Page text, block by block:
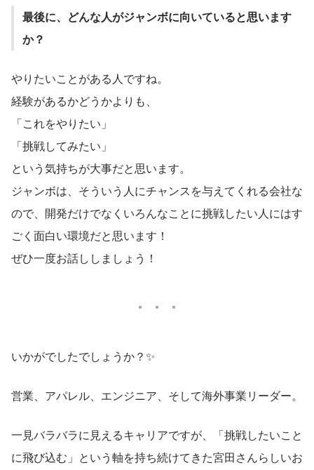
最後に、どんな人がジャンボに向いていると思います
か？
やりたいことがある人ですね。
経験があるかどうかよりも、
「これをやりたい」
「挑戦してみたい」
という気持ちが大事だと思います。
ジャンボは、そういう人にチャンスを与えてくれる会社な
ので、開発だけでなくいろんなことに挑戦したい人にはす
ごく面白い環境だと思います！
ぜひ一度お話ししましょう！
いかがでしたでしょうか？✨
営業、アパレル、エンジニア、そして海外事業リーダー。
一見バラバラに見えるキャリアですが、「挑戦したいこと
に飛び込む」という軸を持ち続けてきた宮田さんらしいお